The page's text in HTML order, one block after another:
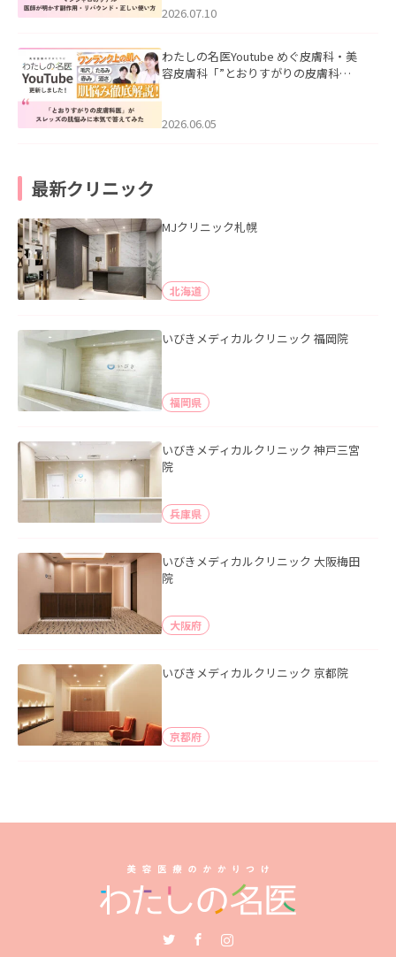
た。
2026.07.10
わたしの名医Youtube めぐ皮膚科・美
容皮膚科「”とおりすがりの皮膚科
2026.06.05
最新クリニック
MJクリニック札幌
北海道
いびきメディカルクリニック 福岡院
福岡県
いびきメディカルクリニック 神戸三宮
院
兵庫県
いびきメディカルクリニック 大阪梅田
院
大阪府
いびきメディカルクリニック 京都院
京都府